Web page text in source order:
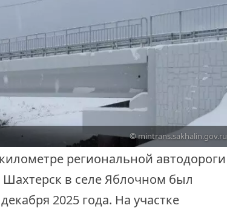
© mintrans.sakhalin.gov.ru
региональной автодороги
в селе Яблочном был
2025 года. На участке